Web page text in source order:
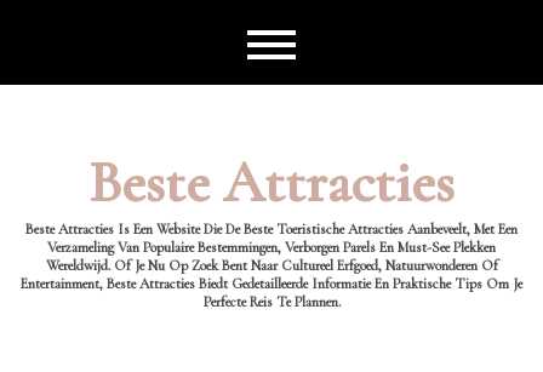
Beste Attracties
Beste Attracties Is Een Website Die De Beste Toeristische Attracties Aanbeveelt, Met Een
Verzameling Van Populaire Bestemmingen, Verborgen Parels En Must-See Plekken
Wereldwijd. Of Je Nu Op Zoek Bent Naar Cultureel Erfgoed, Natuurwonderen Of
Entertainment, Beste Attracties Biedt Gedetailleerde Informatie En Praktische Tips Om Je
Perfecte Reis Te Plannen.